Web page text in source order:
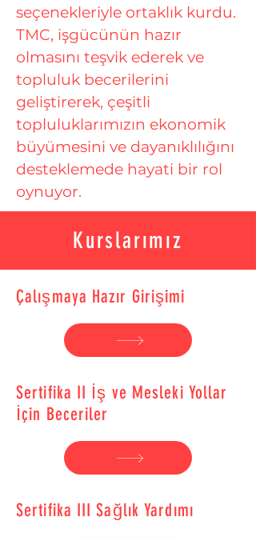
seçenekleriyle ortaklık kurdu.
TMC, işgücünün hazır
olmasını teşvik ederek ve
topluluk becerilerini
geliştirerek, çeşitli
topluluklarımızın ekonomik
büyümesini ve dayanıklılığını
desteklemede hayati bir rol
oynuyor.
Kurslarımız
Çalışmaya Hazır Girişimi
Sertifika II İş ve Mesleki Yollar
İçin Beceriler
Sertifika III Sağlık Yardımı